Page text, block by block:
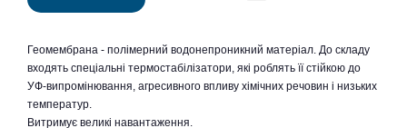
Геомембрана - полімерний водонепроникний матеріал. До складу
входять спеціальні термостабілізатори, які роблять її стійкою до
УФ-випромінювання, агресивного впливу хімічних речовин і низьких
температур.
Витримує великі навантаження.